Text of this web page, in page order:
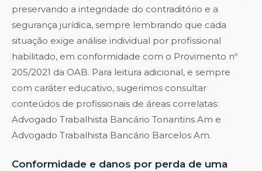
preservando a integridade do contraditório e a
segurança jurídica, sempre lembrando que cada
situação exige análise individual por profissional
habilitado, em conformidade com o Provimento nº
205/2021 da OAB. Para leitura adicional, e sempre
com caráter educativo, sugerimos consultar
conteúdos de profissionais de áreas correlatas:
Advogado Trabalhista Bancário Tonantins Am e
Advogado Trabalhista Bancário Barcelos Am.
Conformidade e danos por perda de uma